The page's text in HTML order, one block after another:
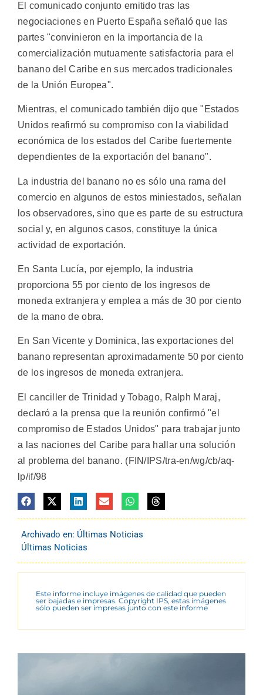
El comunicado conjunto emitido tras las
negociaciones en Puerto España señaló que las
partes "convinieron en la importancia de la
comercialización mutuamente satisfactoria para el
banano del Caribe en sus mercados tradicionales
de la Unión Europea".
Mientras, el comunicado también dijo que "Estados
Unidos reafirmó su compromiso con la viabilidad
económica de los estados del Caribe fuertemente
dependientes de la exportación del banano".
La industria del banano no es sólo una rama del
comercio en algunos de estos miniestados, señalan
los observadores, sino que es parte de su estructura
social y, en algunos casos, constituye la única
actividad de exportación.
En Santa Lucía, por ejemplo, la industria
proporciona 55 por ciento de los ingresos de
moneda extranjera y emplea a más de 30 por ciento
de la mano de obra.
En San Vicente y Dominica, las exportaciones del
banano representan aproximadamente 50 por ciento
de los ingresos de moneda extranjera.
El canciller de Trinidad y Tobago, Ralph Maraj,
declaró a la prensa que la reunión confirmó "el
compromiso de Estados Unidos" para trabajar junto
a las naciones del Caribe para hallar una solución
al problema del banano. (FIN/IPS/tra-en/wg/cb/aq-
lp/if/98
Archivado en: Últimas Noticias
Últimas Noticias
Este informe incluye imágenes de calidad que pueden
ser bajadas e impresas. Copyright IPS, estas imágenes
sólo pueden ser impresas junto con este informe